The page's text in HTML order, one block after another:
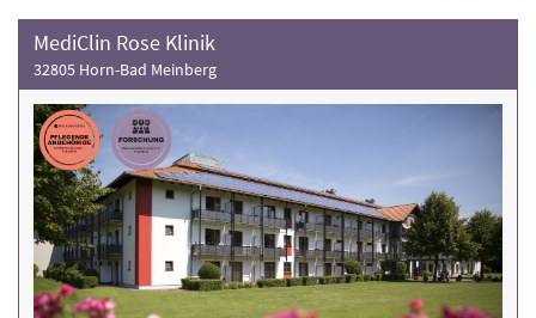
MediClin Rose Klinik
32805 Horn-Bad Meinberg